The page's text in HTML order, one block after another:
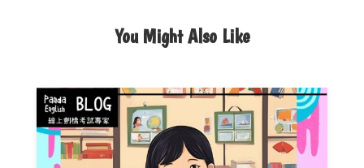
You Might Also Like